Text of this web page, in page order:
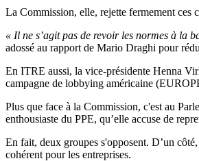
La Commission, elle, rejette fermement
« Il ne s’agit pas de revoir les normes à la
adossé au rapport de Mario Draghi pour
En ITRE aussi, la vice-présidente Henna
campagne de lobbying américaine
Plus que face à la Commission, c'est au
enthousiaste du PPE, qu’elle accuse de
En fait, deux groupes s'opposent. D’un
cohérent pour les entreprises.